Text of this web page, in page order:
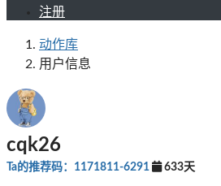
注册
动作库
用户信息
cqk26
Ta的推荐码：1171811-6291 633天